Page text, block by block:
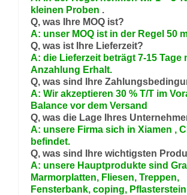
kleinen Proben .
Q, was Ihre MOQ ist?
A: unser MOQ ist in der Regel 50 m
Q, was ist Ihre Lieferzeit?
A: die Lieferzeit beträgt 7-15 Tage
Anzahlung Erhalt.
Q, was sind Ihre
A: Wir akzeptieren 30 % T/T im
Balance vor dem Versand
Q, was die Lage Ihres
A: unsere Firma sich in Xiamen ,
befindet.
Q, was sind Ihre wichtigsten
A: unsere Hauptprodukte sind
Marmorplatten, Fliesen, Treppen,
Fensterbank, coping,